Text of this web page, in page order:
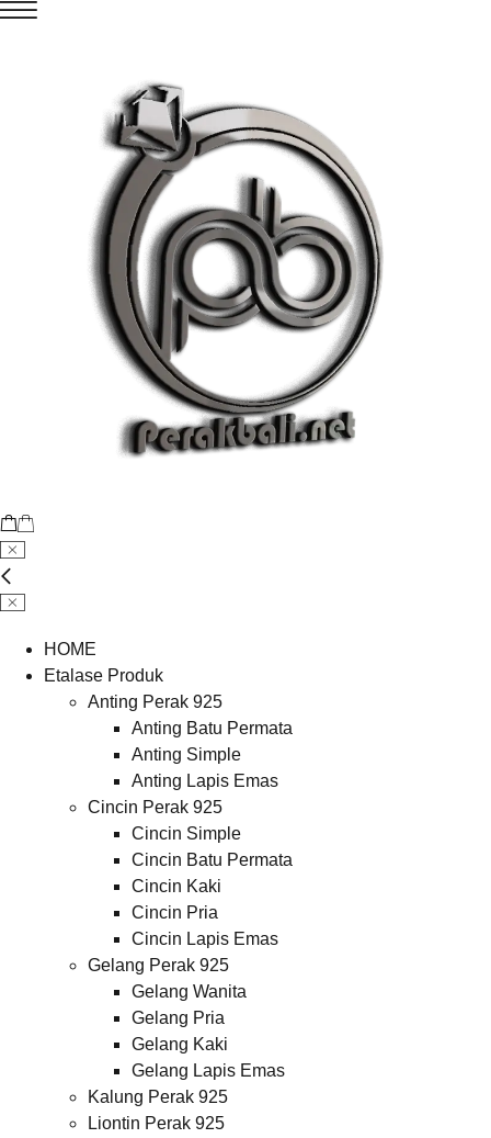
HOME
Etalase Produk
Anting Perak 925
Anting Batu Permata
Anting Simple
Anting Lapis Emas
Cincin Perak 925
Cincin Simple
Cincin Batu Permata
Cincin Kaki
Cincin Pria
Cincin Lapis Emas
Gelang Perak 925
Gelang Wanita
Gelang Pria
Gelang Kaki
Gelang Lapis Emas
Kalung Perak 925
Liontin Perak 925